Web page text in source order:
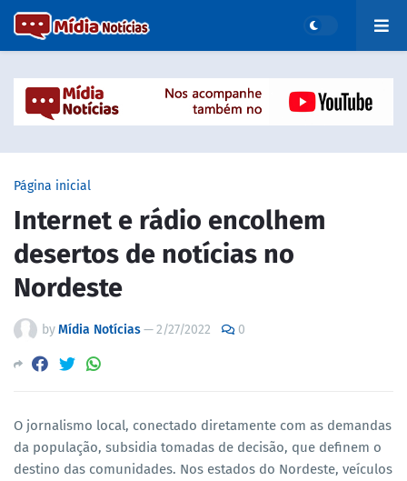
Página inicial
Internet e rádio encolhem
desertos de notícias no
Nordeste
byMídia Notícias—2/27/2022 0
O jornalismo local, conectado diretamente com as demandas
da população, subsidia tomadas de decisão, que definem o
destino das comunidades. Nos estados do Nordeste, veículos